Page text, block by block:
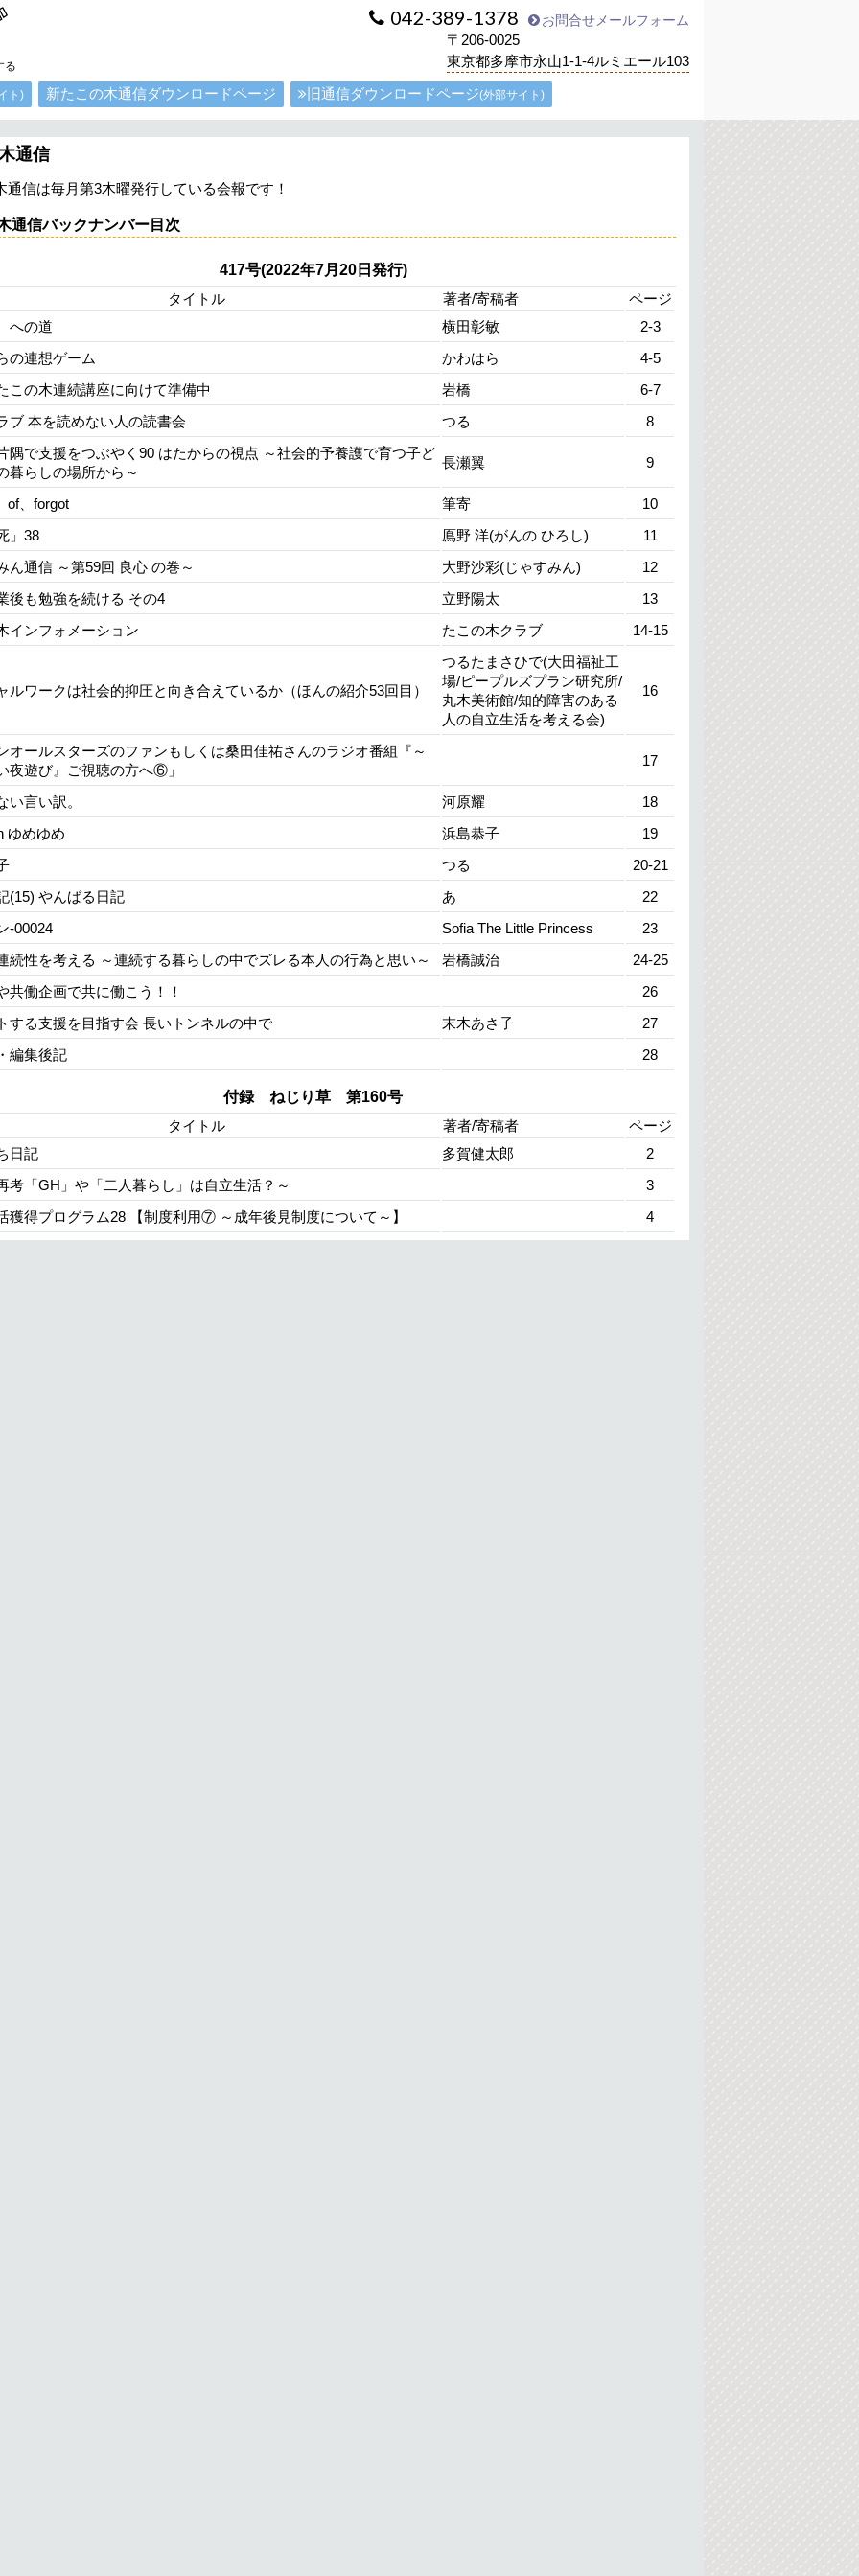
る
042-389-1378 お問合せメールフォーム
〒206-0025
東京都多摩市永山1-1-4ルミエール103
ト) 新たこの木通信ダウンロードページ 旧通信ダウンロードページ(外部サイト)
通信
通信は毎月第3木曜発行している会報です！
通信バックナンバー目次
417号(2022年7月20日発行)
タイトル
著者/寄稿者
ページ
への道
横田彰敏
2-3
の連想ゲーム
かわはら
4-5
この木連続講座に向けて準備中
岩橋
6-7
ブ 本を読めない人の読書会
つる
8
隅で支援をつぶやく90 はたからの視点 ～社会的予養護で育つ子ど
暮らしの場所から～
長瀬翼 9
of、forgot 筆寄
10
」38
鳫野 洋(がんの ひろし)
11
ん通信 ～第59回 良心 の巻～
大野沙彩(じゃすみん)
12
後も勉強を続ける その4
立野陽太
13
インフォメーション
たこの木クラブ 14-15
ルワークは社会的抑圧と向き合えているか（ほんの紹介53回目）
つるたまさひで(大田福祉工
場/ピープルズプラン研究所/
丸木美術館/知的障害のある
人の自立生活を考える会)
16
オールスターズのファンもしくは桑田佳祐さんのラジオ番組『～
夜遊び』ご視聴の方へ⑥」
17
い言い訳。 河原耀
18
ゆめゆめ
浜島恭子
19
つる
20-21
(15) やんばる日記
あ
22
-00024
Sofia The Little Princess
23
続性を考える ～連続する暮らしの中でズレる本人の行為と思い～
岩橋誠治
24-25
共働企画で共に働こう！！
26
する支援を目指す会 長いトンネルの中で
末木あさ子
27
編集後記
28
付録 ねじり草 第160号
タイトル
著者/寄稿者
ページ
日記
多賀健太郎
2
考「GH」や「二人暮らし」は自立生活？～
3
獲得プログラム28 【制度利用⑦ ～成年後見制度について～】
4